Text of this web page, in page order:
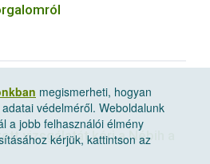
vizsgálatát kéri a Nébih a
megismerheti, hogyan
védelméről. Weboldalunk
a jobb felhasználói élmény
kérjük, kattintson az